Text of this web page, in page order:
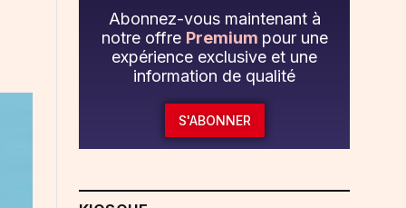
Abonnez-vous maintenant à
notre offre Premium pour une
expérience exclusive et une
information de qualité
S'ABONNER